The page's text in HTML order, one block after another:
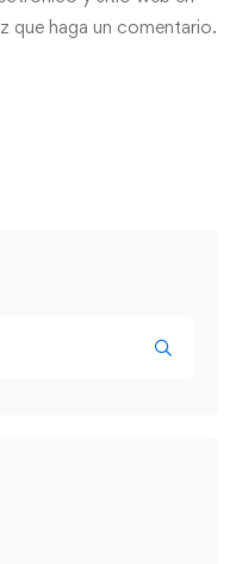
que haga un comentario.